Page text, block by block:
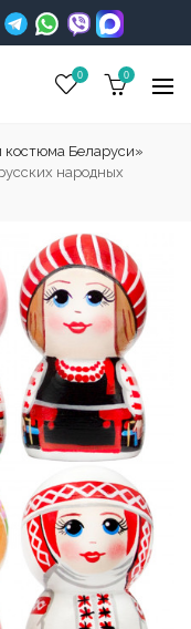
0 0
костюма Беларуси»
народных